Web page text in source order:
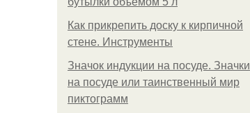
Как прикрепить доску к кирпичной
стене. Инструменты
Значок индукции на посуде. Значки
на посуде или таинственный мир
пиктограмм